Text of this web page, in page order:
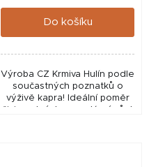
cena:
Do košíku
Výroba CZ Krmiva Hulín podle
součastných poznatků o
výživě kapra! Ideální poměr
živin nutných pro zdárný růst